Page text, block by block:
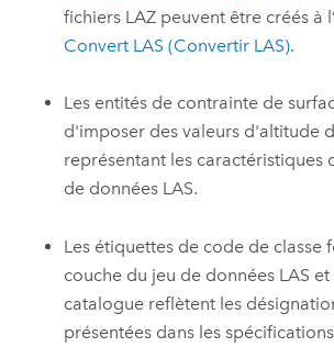
fichiers LAZ peuvent être créés à
Convert LAS (Convertir LAS).
Les entités de contrainte de
d'imposer des valeurs d'altitude
représentant les caractéristiques
de données LAS.
Les étiquettes de code de classe
couche du jeu de données LAS
catalogue reflètent les
présentées dans les spécifications